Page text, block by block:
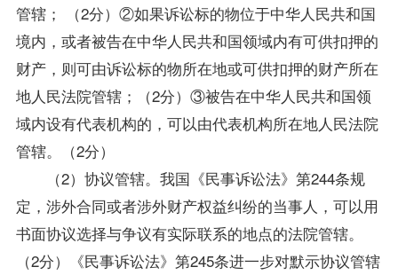
管辖； （2分）②如果诉讼标的物位于中华人民共和国
境内，或者被告在中华人民共和国领域内有可供扣押的
财产，则可由诉讼标的物所在地或可供扣押的财产所在
地人民法院管辖；（2分）③被告在中华人民共和国领
域内设有代表机构的，可以由代表机构所在地人民法院
管辖。（2分）
（2）协议管辖。我国《民事诉讼法》第244条规
定，涉外合同或者涉外财产权益纠纷的当事人，可以用
书面协议选择与争议有实际联系的地点的法院管辖。
（2分）《民事诉讼法》第245条进一步对默示协议管辖